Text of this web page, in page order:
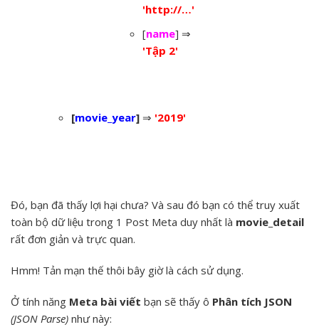
'http://…'
[name] ⇒
'Tập 2'
[movie_year] ⇒ '2019'
Đó, bạn đã thấy lợi hại chưa? Và sau đó bạn có thể truy xuất
toàn bộ dữ liệu trong 1 Post Meta duy nhất là movie_detail
rất đơn giản và trực quan.
Hmm! Tản mạn thế thôi bây giờ là cách sử dụng.
Ở tính năng Meta bài viết bạn sẽ thấy ô Phân tích JSON
(JSON Parse) như này: